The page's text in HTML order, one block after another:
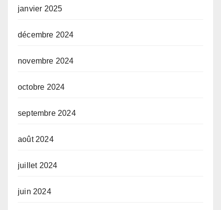
janvier 2025
décembre 2024
novembre 2024
octobre 2024
septembre 2024
août 2024
juillet 2024
juin 2024